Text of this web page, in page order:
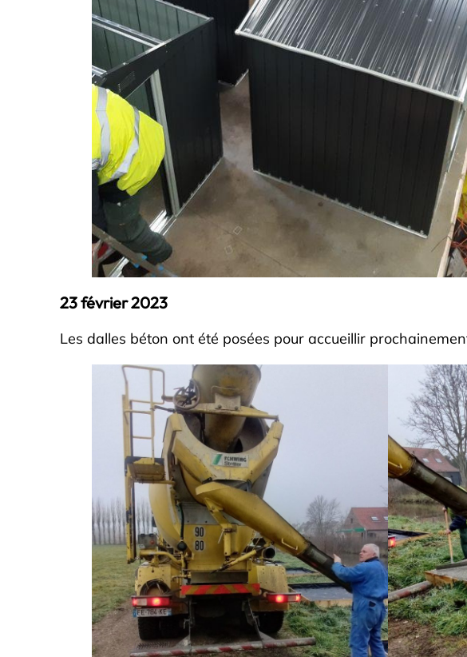
23 février 2023
Les dalles béton ont été posées pour accueillir